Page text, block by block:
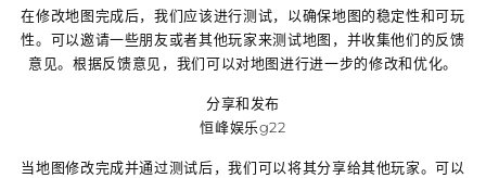
在修改地图完成后，我们应该进行测试，以确保地图的稳定性和可玩
性。可以邀请一些朋友或者其他玩家来测试地图，并收集他们的反馈
意见。根据反馈意见，我们可以对地图进行进一步的修改和优化。
分享和发布
恒峰娱乐g22
当地图修改完成并通过测试后，我们可以将其分享给其他玩家。可以